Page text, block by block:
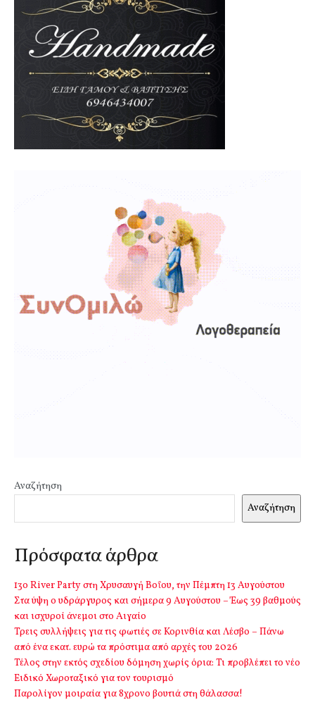
Αναζήτηση
Αναζήτηση
Πρόσφατα άρθρα
13o River Party στη Χρυσαυγή Βοΐου, την Πέμπτη 13 Αυγούστου
Στα ύψη ο υδράργυρος και σήμερα 9 Αυγούστου – Έως 39 βαθμούς
και ισχυροί άνεμοι στο Αιγαίο
Τρεις συλλήψεις για τις φωτιές σε Κορινθία και Λέσβο – Πάνω
από ένα εκατ. ευρώ τα πρόστιμα από αρχές του 2026
Τέλος στην εκτός σχεδίου δόμηση χωρίς όρια: Τι προβλέπει το νέο
Ειδικό Χωροταξικό για τον τουρισμό
Παρολίγον μοιραία για 8χρονο βουτιά στη θάλασσα!